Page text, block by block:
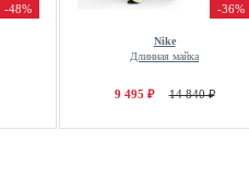
-48% -36%
Nike
Длинная майка
9 495 ₽ 14 840 ₽